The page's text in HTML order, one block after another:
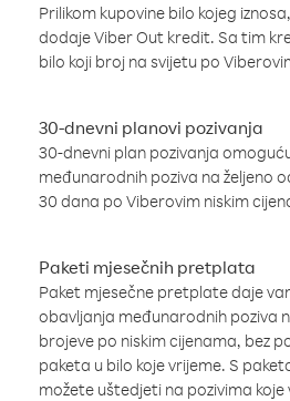
Prilikom kupovine bilo kojeg
dodaje Viber Out kredit. Sa tim
bilo koji broj na svijetu po
30-dnevni planovi pozivanja
30-dnevni plan pozivanja
međunarodnih poziva na željeno
30 dana po Viberovim niskim
Paketi mjesečnih pretplata
Paket mjesečne pretplate daje
obavljanja međunarodnih poziva
brojeve po niskim cijenama, bez
paketa u bilo koje vrijeme. S
možete uštedjeti na pozivima